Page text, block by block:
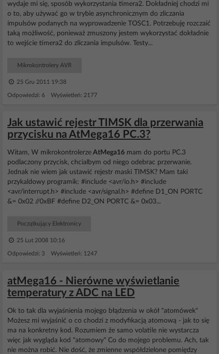
wydaje mi się, sposób wykorzystania timera2. Dokładniej chodzi mi
o to, aby używać go w trybie asynchronicznym do zliczania
impulsów podanych na wyprowadzenie TOSC1. Potrzebuję rozczaić
taką możliwość, ponieważ zmuszony jestem wykorzystać dokładnie
to wejście timera2 do zliczania impulsów. Testy...
Mikrokontrolery AVR
25 Gru 2011 19:38
Odpowiedzi: 6 Wyświetleń: 2177
Jak ustawić rejestr TIMSK dla przerwania
przycisku na AtMega16 PC.3?
Witam, W mikrokontrolerze AtMega16 mam do portu PC.3
podlaczony przycisk, chcialbym od niego odebrac przerwanie.
Jednak nie wiem jak ustawić rejestr maski TIMSK? Mam taki
przykaldowy programik: #include <avr/io.h> #include
<avr/interrupt.h> #include <avr/signal.h> #define D1_ON PORTC
&= 0x02 //0xBF #define D2_ON PORTC &= 0x03...
Początkujący Elektronicy
25 Lut 2008 10:16
Odpowiedzi: 3 Wyświetleń: 1247
atMega16 - Nierówne wyświetlanie
temperatury z ADC na LED
Ok to tak dla wyjaśnienia mojego błądzenia w okół "atomówek"
Możesz mi wyjaśnić o co chodzi z modyfikacją atomową - jak to się
ma na konkretny kod. Rozumiem że samo volatile nie wystarcza
więc jak wygląda kod "atomowy" Co do mojego problemu. Ach, tak
nie można robić. Nie dość, że zmienne współdzielone pomiędzy